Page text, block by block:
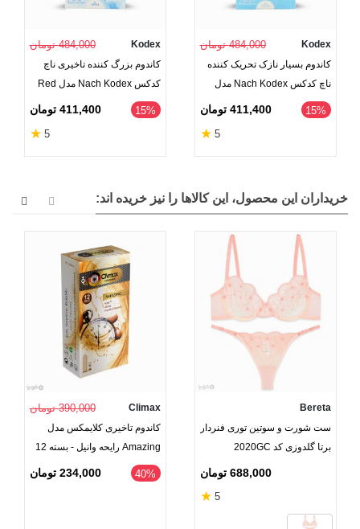
Kodex 484,000 تومان
کاندوم بسیار نازک تحریک کننده
ناچ کدکس Nach Kodex مدل
بسته 12 عددی
‎15% 411,400 تومان
5
★
Kodex 484,000 تومان
کاندوم بزرگ کننده تاخیری ناچ
کدکس Nach Kodex مدل Red
Largo - بسته 12 عددی
‎15% 411,400 تومان
5
★
خریداران این محصول، این کالاها را نیز خریده اند:
Bereta
ست شورت و سوتین توری فنردار
برتا گلدوزی کد 2020GC
688,000 تومان
5
★
Climax 390,000 تومان
کاندوم تاخیری کلایمکس مدل
Amazing رایحه وانیل - بسته 12
عددی
‎40% 234,000 تومان